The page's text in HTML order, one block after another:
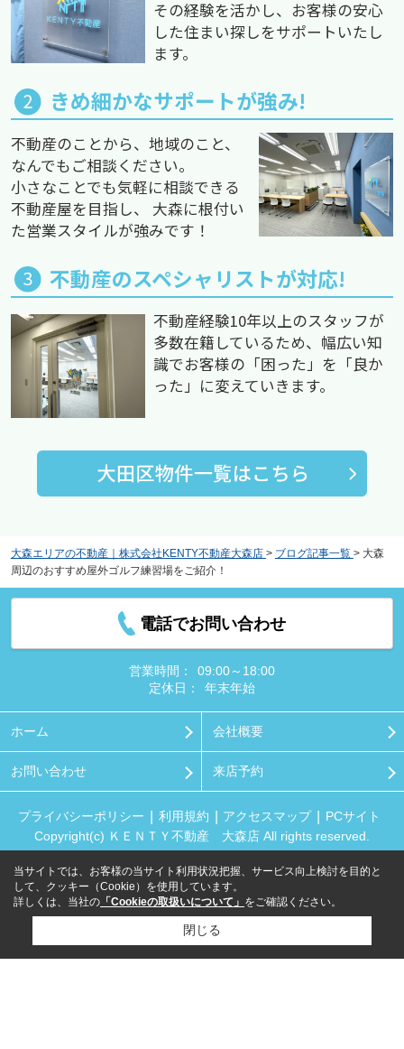
その経験を活かし、お客様の安心
した住まい探しをサポートいたし
ます。
きめ細かなサポートが強み!
不動産のことから、地域のこと、
なんでもご相談ください。
小さなことでも気軽に相談できる
不動産屋を目指し、 大森に根付い
た営業スタイルが強みです！
不動産のスペシャリストが対応!
不動産経験10年以上のスタッフが
多数在籍しているため、幅広い知
識でお客様の「困った」を「良か
った」に変えていきます。
大森エリアの不動産｜株式会社KENTY不動産大森店 > ブログ記事一覧 > 大森
周辺のおすすめ屋外ゴルフ練習場をご紹介！
電話でお問い合わせ
営業時間：
09:00～18:00
定休日：
年末年始
ホーム 会社概要
お問い合わせ 来店予約
プライバシーポリシー 利用規約 アクセスマップ
PCサイト
Copyright(c) ＫＥＮＴＹ不動産 大森店 All rights reserved.
当サイトでは、お客様の当サイト利用状況把握、サービス向上検討を目的と
して、クッキー（Cookie）を使用しています。
詳しくは、当社の 「Cookieの取扱いについて」 をご確認ください。
閉じる